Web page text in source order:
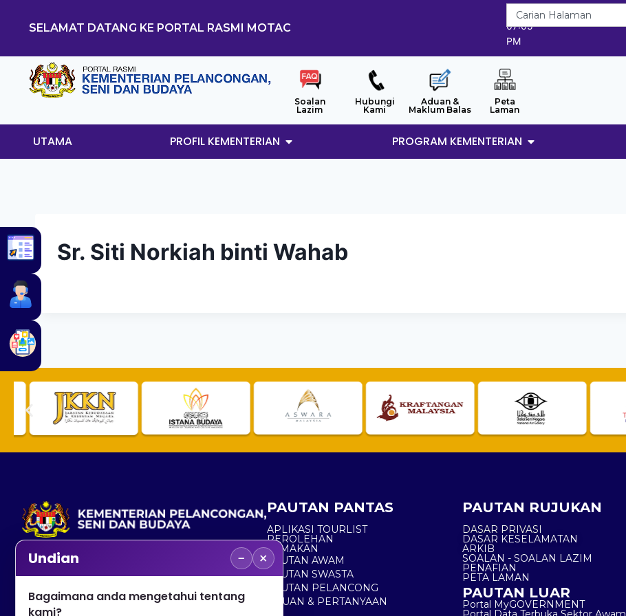
SELAMAT DATANG KE PORTAL RASMI MOTAC
8/8/2026
07:05
PM
Soalan
Lazim
Hubungi
Kami
Aduan &
Maklum Balas
Peta
Laman
UTAMA PROFIL KEMENTERIAN PROGRAM KEMENTERIAN
Sr. Siti Norkiah binti Wahab
No. 2, Menara 1, Jalan P5/6, Presint 5,
+603 8000 8000
PAUTAN PANTAS
APLIKASI TOURLIST
PEROLEHAN
SEMAKAN
PAUTAN AWAM
PAUTAN SWASTA
PAUTAN PELANCONG
ADUAN & PERTANYAAN
PAUTAN RUJUKAN
DASAR PRIVASI
DASAR KESELAMATAN
ARKIB
SOALAN - SOALAN LAZIM
PENAFIAN
PETA LAMAN
PAUTAN LUAR
Portal MyGOVERNMENT
Undian − ×
Bagaimana anda mengetahui tentang
kami?